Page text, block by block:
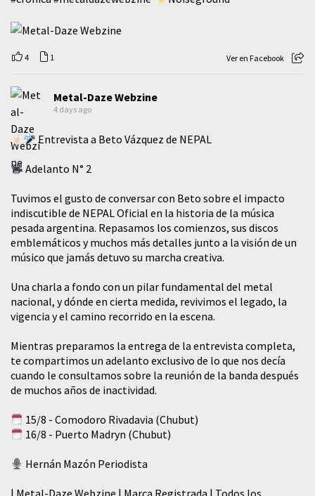
4 1 Ver en Facebook
Metal-Daze Webzine
4 days ago
Entrevista a Beto Vázquez de NEPAL
Adelanto N° 2
Tuvimos el gusto de conversar con Beto sobre el impacto
indiscutible de NEPAL Oficial en la historia de la música
pesada argentina. Repasamos los comienzos, sus discos
emblemáticos y muchos más detalles junto a la visión de un
músico que jamás detuvo su marcha creativa.
​Una charla a fondo con un pilar fundamental del metal
nacional, y dónde en cierta medida, revivimos el legado, la
vigencia y el camino recorrido en la escena.
Mientras preparamos la entrega de la entrevista completa,
te compartimos un adelanto exclusivo de lo que nos decía
cuando le consultamos sobre la reunión de la banda después
de muchos años de inactividad.
15/8 - Comodoro Rivadavia (Chubut)
16/8 - Puerto Madryn (Chubut)
Hernán Mazón Periodista